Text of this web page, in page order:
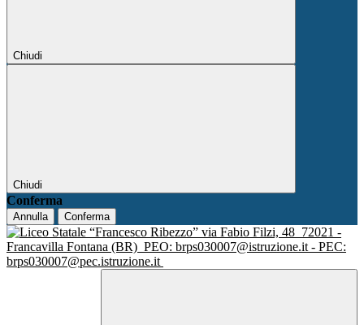
Chiudi
Chiudi
Conferma
Annulla Conferma
via Fabio Filzi, 48 72021 -
Francavilla Fontana (BR) PEO: brps030007@istruzione.it - PEC:
brps030007@pec.istruzione.it